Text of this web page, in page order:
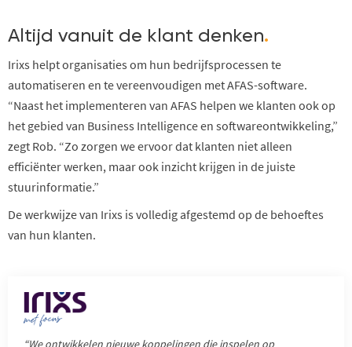
Altijd vanuit de klant denken.
Irixs helpt organisaties om hun bedrijfsprocessen te
automatiseren en te vereenvoudigen met AFAS-software.
“Naast het implementeren van AFAS helpen we klanten ook op
het gebied van Business Intelligence en softwareontwikkeling,”
zegt Rob. “Zo zorgen we ervoor dat klanten niet alleen
efficiënter werken, maar ook inzicht krijgen in de juiste
stuurinformatie.”
De werkwijze van Irixs is volledig afgestemd op de behoeftes
van hun klanten.
“We ontwikkelen nieuwe koppelingen die inspelen op